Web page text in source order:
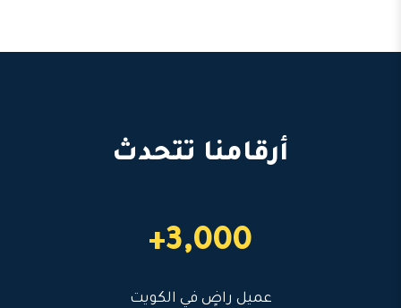
أرقامنا تتحدث
3,000+
عميل راضٍ في الكويت